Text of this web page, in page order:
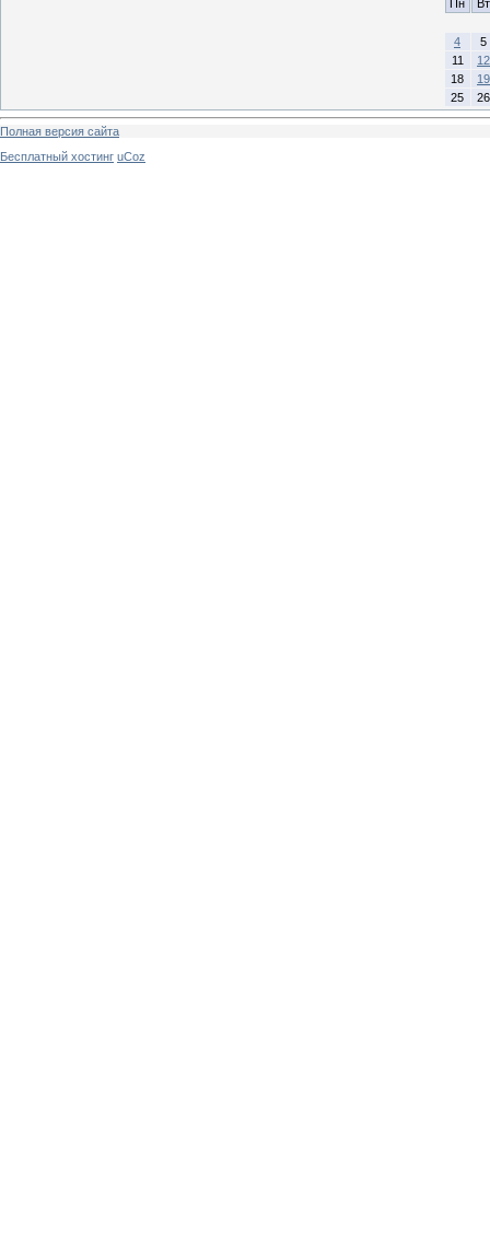
Пн Вт
4
5
11
12
18
19
25
26
Полная версия сайта
Бесплатный хостинг uCoz